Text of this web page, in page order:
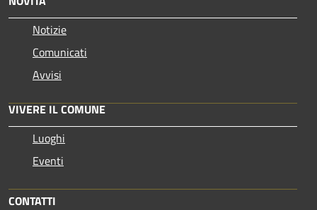
Notizie
Comunicati
Avvisi
VIVERE IL COMUNE
Luoghi
Eventi
CONTATTI